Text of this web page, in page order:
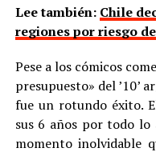
Lee también: Chile
regiones por riesgo
Pese a los cómicos
presupuesto» del ’10’
fue un rotundo éxito.
sus 6 años por todo
momento inolvidable